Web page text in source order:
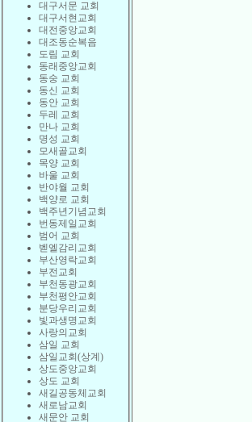
대구서문 교회
대구서현교회
대전중앙교회
대조동순복음
도림 교회
동래중앙교회
동숭 교회
동신 교회
동안 교회
두레 교회
만나 교회
명성 교회
모새골교회
목양 교회
바울 교회
반야월 교회
백양로 교회
백주년기념교회
번동제일교회
범어 교회
벧엘감리교회
부산영락교회
부전교회
부천동광교회
부천평안교회
분당우리교회
빛과생명교회
사랑의교회
삼일 교회
삼일교회(상계)
상도중앙교회
상도 교회
새길공동체교회
새로남교회
새문안 교회